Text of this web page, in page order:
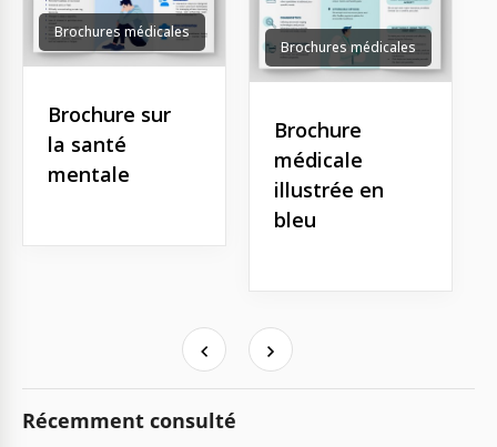
Brochures médicales
Brochure sur
la santé
mentale
Brochures médicales
Brochure
médicale
illustrée en
bleu
Récemment consulté